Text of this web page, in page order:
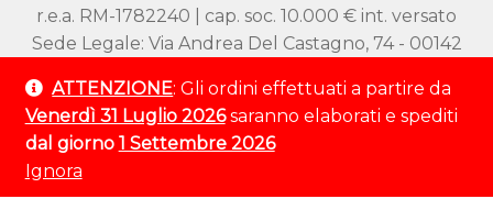
ATTENZIONE: Gli ordini effettuati a partire da
Venerdì 31 Luglio 2026saranno elaborati e spediti
dal giorno 1 Settembre 2026
Ignora
r.e.a. RM-1782240 | cap. soc. 10.000 € int. versato
Sede Legale: Via Andrea Del Castagno, 74 - 00142
Sede Operativa: Viale SS Pietro e Paolo 54/A –
00144 Roma
Tel:+39 320 9529 802